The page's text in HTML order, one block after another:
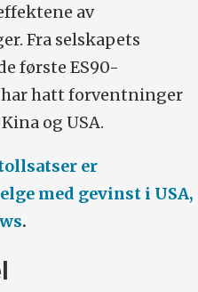
av
Fra selskapets
første ES90-
hatt forventninger
og USA.
er
med gevinst i USA,
.